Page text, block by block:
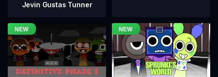
Jevin Gustas Tunner